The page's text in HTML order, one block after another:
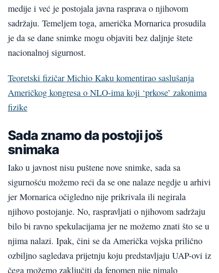
medije i već je postojala javna rasprava o njihovom
sadržaju. Temeljem toga, američka Mornarica prosudila
je da se dane snimke mogu objaviti bez daljnje štete
nacionalnoj sigurnost.
Teoretski fizičar Michio Kaku komentirao saslušanja
Američkog kongresa o NLO-ima koji ‘prkose’ zakonima
fizike
Sada znamo da postoji još
snimaka
Iako u javnost nisu puštene nove snimke, sada sa
sigurnošću možemo reći da se one nalaze negdje u arhivi
jer Mornarica očigledno nije prikrivala ili negirala
njihovo postojanje. No, raspravljati o njihovom sadržaju
bilo bi ravno spekulacijama jer ne možemo znati što se u
njima nalazi. Ipak, čini se da Američka vojska prilično
ozbiljno sagledava prijetnju koju predstavljaju UAP-ovi iz
čega možemo zaključiti da fenomen nije nimalo